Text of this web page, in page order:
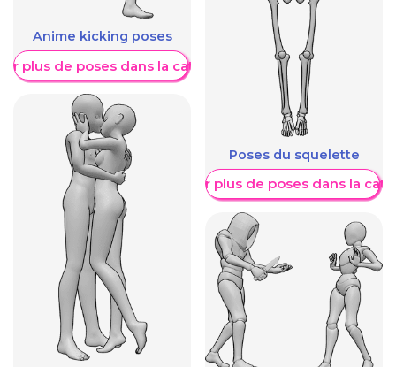
Anime kicking poses
plus de poses dans la catégorie
Poses du squelette
Afficher plus de poses dans la